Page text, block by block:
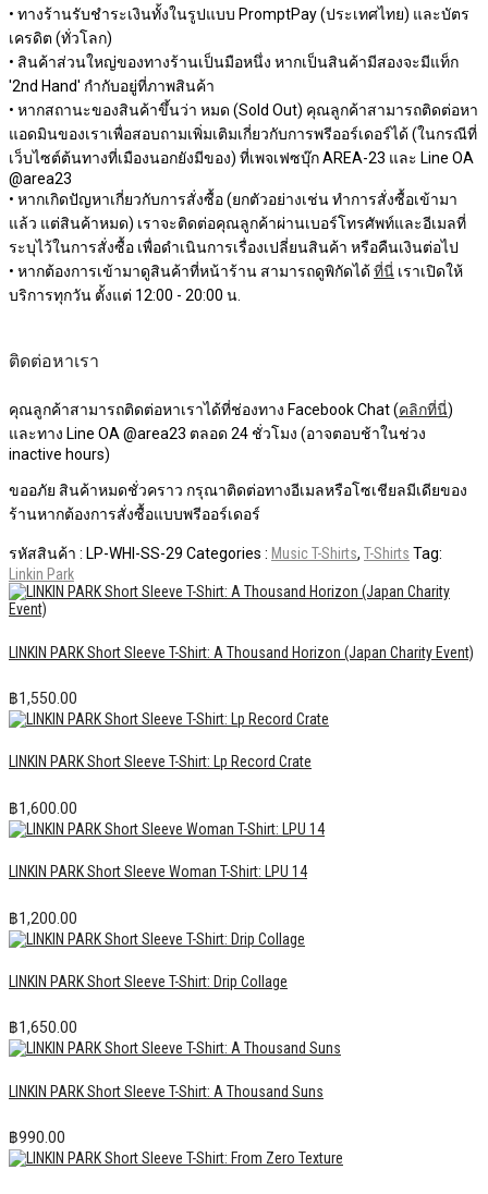
• ทางร้านรับชำระเงินทั้งในรูปแบบ PromptPay (ประเทศไทย) และบัตร
เครดิต (ทั่วโลก)
• สินค้าส่วนใหญ่ของทางร้านเป็นมือหนึ่ง หากเป็นสินค้ามีสองจะมีแท็ก
'2nd Hand' กำกับอยู่ที่ภาพสินค้า
• หากสถานะของสินค้าขึ้นว่า หมด (Sold Out) คุณลูกค้าสามารถติดต่อหา
แอดมินของเราเพื่อสอบถามเพิ่มเติมเกี่ยวกับการพรีออร์เดอร์ได้ (ในกรณีที่
เว็บไซต์ต้นทางที่เมืองนอกยังมีของ) ที่เพจเฟซบุ๊ก AREA-23 และ Line OA
@area23
• หากเกิดปัญหาเกี่ยวกับการสั่งซื้อ (ยกตัวอย่างเช่น ทำการสั่งซื้อเข้ามา
แล้ว แต่สินค้าหมด) เราจะติดต่อคุณลูกค้าผ่านเบอร์โทรศัพท์และอีเมลที่
ระบุไว้ในการสั่งซื้อ เพื่อดำเนินการเรื่องเปลี่ยนสินค้า หรือคืนเงินต่อไป
• หากต้องการเข้ามาดูสินค้าที่หน้าร้าน สามารถดูพิกัดได้ ที่นี่ เราเปิดให้
บริการทุกวัน ตั้งแต่ 12:00 - 20:00 น.
ติดต่อหาเรา
คุณลูกค้าสามารถติดต่อหาเราได้ที่ช่องทาง Facebook Chat (คลิกที่นี่)
และทาง Line OA @area23 ตลอด 24 ชั่วโมง (อาจตอบช้าในช่วง
inactive hours)
ขออภัย สินค้าหมดชั่วคราว กรุณาติดต่อทางอีเมลหรือโซเชียลมีเดียของ
ร้านหากต้องการสั่งซื้อแบบพรีออร์เดอร์
รหัสสินค้า : LP-WHI-SS-29 Categories : Music T-Shirts, T-Shirts Tag:
Linkin Park
LINKIN PARK Short Sleeve T-Shirt: A Thousand Horizon (Japan Charity Event)
฿1,550.00
LINKIN PARK Short Sleeve T-Shirt: Lp Record Crate
฿1,600.00
LINKIN PARK Short Sleeve Woman T-Shirt: LPU 14
฿1,200.00
LINKIN PARK Short Sleeve T-Shirt: Drip Collage
฿1,650.00
LINKIN PARK Short Sleeve T-Shirt: A Thousand Suns
฿990.00